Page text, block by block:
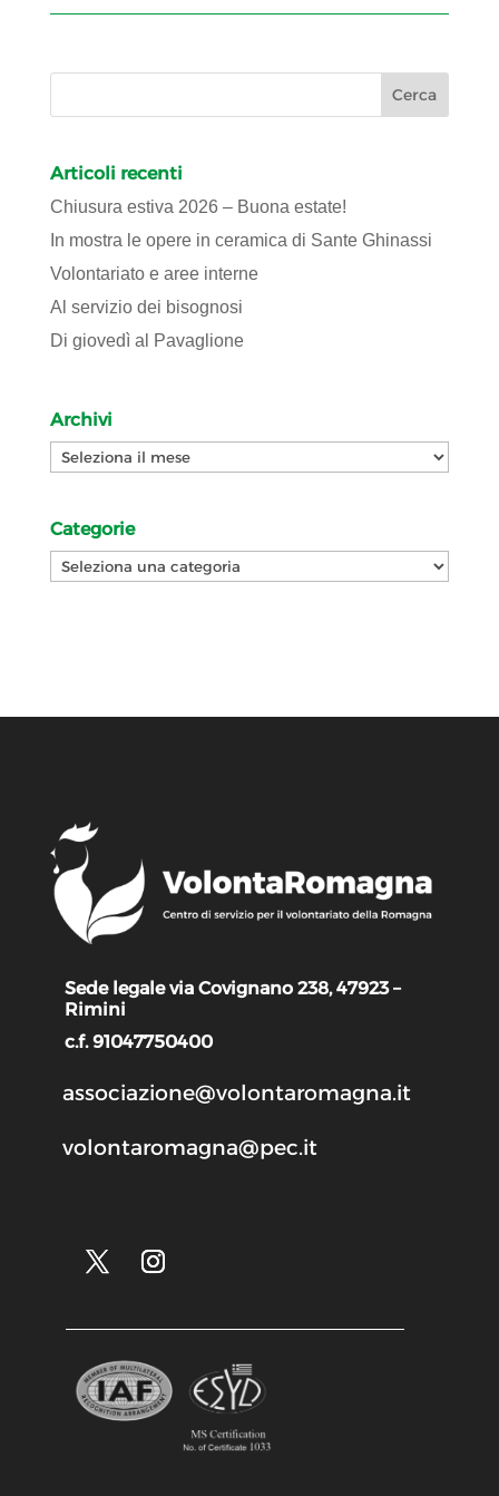
Articoli recenti
Chiusura estiva 2026 – Buona estate!
In mostra le opere in ceramica di Sante Ghinassi
Volontariato e aree interne
Al servizio dei bisognosi
Di giovedì al Pavaglione
Archivi
Archivi
Categorie
Categorie
Sede legale via Covignano 238, 47923 –
Rimini
c.f. 91047750400
associazione@volontaromagna.it
volontaromagna@pec.it